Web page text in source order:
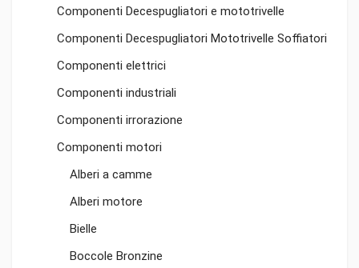
Componenti Decespugliatori e mototrivelle
Componenti Decespugliatori Mototrivelle Soffiatori
Componenti elettrici
Componenti industriali
Componenti irrorazione
Componenti motori
Alberi a camme
Alberi motore
Bielle
Boccole Bronzine